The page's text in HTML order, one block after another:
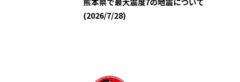
(2026/7/28)